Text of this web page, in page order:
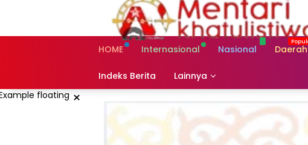
HOME
Internasional Nasional Daerah
Indeks Berita Lainnya
×